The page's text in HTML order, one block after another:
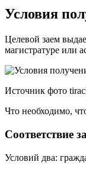
Условия
Целевой заем
магистратуре или
Источник фото
Что необходимо,
Соответствие
Условий два: